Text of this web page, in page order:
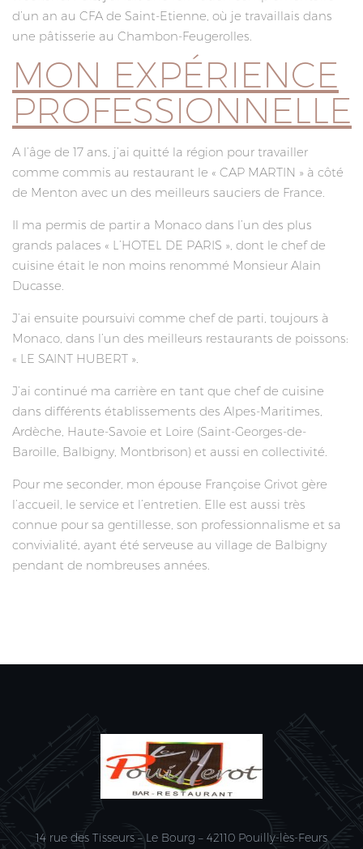
d’un an au CFA de Saint-Etienne, où je travaillais dans
une pâtisserie au Chambon-Feugerolles.
MON EXPÉRIENCE
PROFESSIONNELLE
A l’âge de 17 ans, j’ai quitté la région pour travailler
comme commis au restaurant le « CAP MARTIN » à côté
de Menton avec un des meilleurs sauciers de France.
Il ma permis de partir a Monaco dans l’un des plus
grands palaces « L’HOTEL DE PARIS », dont le chef de
cuisine était le non moins renommé Monsieur Alain
Ducasse.
J’ai ensuite poursuivi comme chef de parti, toujours à
Monaco, dans l’un des meilleurs restaurants de poissons:
« LE SAINT HUBERT ».
J’ai continué ma carrière en tant que chef de cuisine
dans différents établissements des Alpes-Maritimes,
Ardèche, Haute-Savoie et Loire (Saint-Georges-de-
Baroille, Balbigny, Montbrison) et aussi en collectivité.
Pour me seconder, mon épouse Françoise Grivot gère
l’accueil, le service et l’entretien. Elle est aussi très
connue pour sa gentillesse, son professionnalisme et sa
convivialité, ayant été serveuse au village de Balbigny
pendant de nombreuses années.
14 rue des Tisseurs – Le Bourg – 42110 Pouilly-lès-Feurs